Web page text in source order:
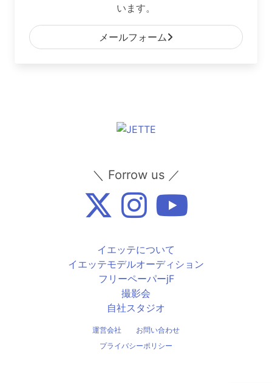
います。
メールフォーム
＼ Forrow us ／
イエッテについて
イエッテモデルオーディション
フリーペーパーjF
撮影会
自社スタジオ
運営会社
お問い合わせ
プライバシーポリシー